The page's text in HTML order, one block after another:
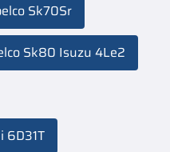
Sk70Sr
Sk80 Isuzu 4Le2
6D31T